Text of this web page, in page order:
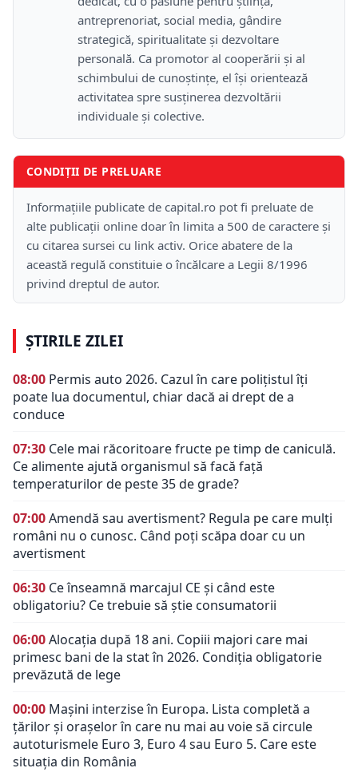
antreprenoriat, social media, gândire
strategică, spiritualitate și dezvoltare
personală. Ca promotor al cooperării și al
schimbului de cunoștințe, el își orientează
activitatea spre susținerea dezvoltării
individuale și colective.
CONDIȚII DE PRELUARE
Informațiile publicate de capital.ro pot fi preluate de
alte publicații online doar în limita a 500 de caractere și
cu citarea sursei cu link activ. Orice abatere de la
această regulă constituie o încălcare a Legii 8/1996
privind dreptul de autor.
ȘTIRILE ZILEI
08:00 Permis auto 2026. Cazul în care polițistul îți
poate lua documentul, chiar dacă ai drept de a
conduce
07:30 Cele mai răcoritoare fructe pe timp de caniculă.
Ce alimente ajută organismul să facă față
temperaturilor de peste 35 de grade?
07:00Amendă sau avertisment? Regula pe care mulți
români nu o cunosc. Când poți scăpa doar cu un
avertisment
06:30 Ce înseamnă marcajul CE și când este
obligatoriu? Ce trebuie să știe consumatorii
06:00Alocația după 18 ani. Copiii majori care mai
primesc bani de la stat în 2026. Condiția obligatorie
prevăzută de lege
00:00 Mașini interzise în Europa. Lista completă a
țărilor și orașelor în care nu mai au voie să circule
autoturismele Euro 3, Euro 4 sau Euro 5. Care este
situația din România